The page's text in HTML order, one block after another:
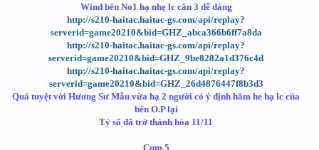
Wind bên No1 hạ nhẹ lc cân 3 dễ dàng
http://s210-haitac.haitac-gs.com/api/replay?
serverid=game20210&bid=GHZ_abca366b6ff7a8da
http://s210-haitac.haitac-gs.com/api/replay?
serverid=game20210&bid=GHZ_9be8282a1d376c4d
http://s210-haitac.haitac-gs.com/api/replay?
serverid=game20210&bid=GHZ_26d4876447f8b3d3
Quá tuyệt vời Hương Sư Mẫu vừa hạ 2 người có ý định hăm he hạ lc của
bên O.P lại
Tỷ số đã trở thành hòa 11/11
Cụm 5